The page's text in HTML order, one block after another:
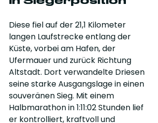
Diese fiel auf der 21,1 Kilometer
langen Laufstrecke entlang der
Küste, vorbei am Hafen, der
Ufermauer und zurück Richtung
Altstadt. Dort verwandelte Driesen
seine starke Ausgangslage in einen
souveränen Sieg. Mit einem
Halbmarathon in 1:11:02 Stunden lief
er kontrolliert, kraftvoll und